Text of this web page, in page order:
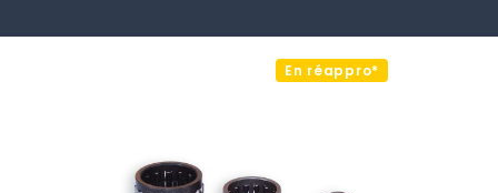
En réappro*